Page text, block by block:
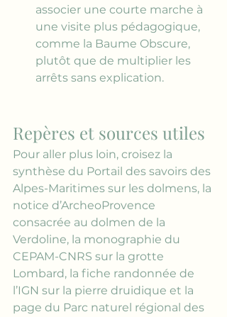
associer une courte marche à
une visite plus pédagogique,
comme la Baume Obscure,
plutôt que de multiplier les
arrêts sans explication.
Repères et sources utiles
Pour aller plus loin, croisez la
synthèse du Portail des savoirs des
Alpes-Maritimes sur les dolmens, la
notice d’ArcheoProvence
consacrée au dolmen de la
Verdoline, la monographie du
CEPAM-CNRS sur la grotte
Lombard, la fiche randonnée de
l’IGN sur la pierre druidique et la
page du Parc naturel régional des